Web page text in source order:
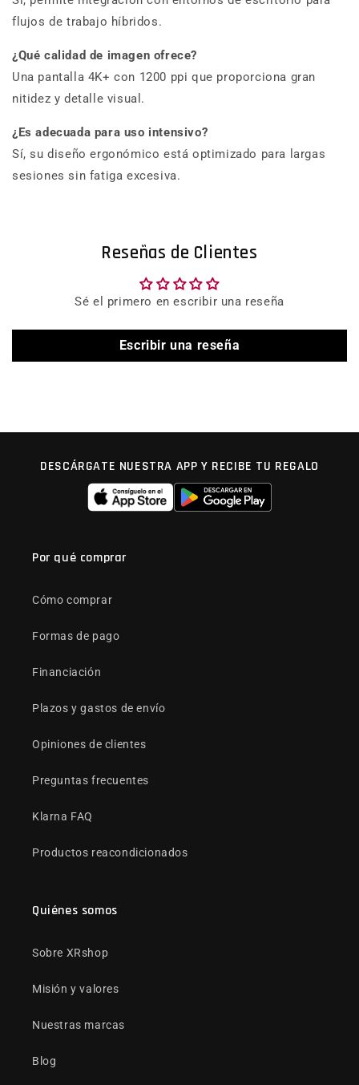
flujos de trabajo híbridos.
¿Qué calidad de imagen ofrece?
Una pantalla 4K+ con 1200 ppi que proporciona gran
nitidez y detalle visual.
¿Es adecuada para uso intensivo?
Sí, su diseño ergonómico está optimizado para largas
sesiones sin fatiga excesiva.
Reseñas de Clientes
Sé el primero en escribir una reseña
Escribir una reseña
DESCÁRGATE NUESTRA APP Y RECIBE TU REGALO
Por qué comprar
Cómo comprar
Formas de pago
Financiación
Plazos y gastos de envío
Opiniones de clientes
Preguntas frecuentes
Klarna FAQ
Productos reacondicionados
Quiénes somos
Sobre XRshop
Misión y valores
Nuestras marcas
Blog